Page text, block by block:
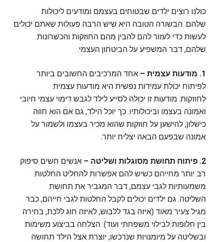
כולנו רוצים ילדים שבטוחים בעצמם ומודעים ליכולות
שלהם. הבשורה הטובה היא שיש הרבה פעולות שאתם יכולים
לעשות כדי לעזור להם להבין מהם החוזקות והכשרונות
שלהם, דבר המשפיע על הביטחון העצמי.
1. מודעות עצמית – אחד המרכיבים החשובים ביותר
לפיתוח יכולת עמידות נפשית היא מודעות עצמית
לחוזקות. מודעות זו יכולה לסייע לילד לגבש דימוי עצמי חיובי
ואמונה בעצמו וביכולותיו. כך יוכל הילד, גם אם הוא חווה
כישלון, להישען על חוזקות שהוא מכיר בעצמו ולשמור על
אמונה שבפעם הבאה יצליח יותר.
2. פיתוח תחושת מסוגלות ושליטה – אנשים חשים סיפוק
רב יותר מחייהם כשיש להם אפשרות להחליט החלטות
משמעותיות לגבי עצמם, דבר המגביר את תחושת
השליטה. גם ילדים יכולים לקבל החלטות לגבי חייהם, כבר
מגיל צעיר מאוד (איזה בגד ללבוש, לאיזה חוג ללכת, בחירה
בין חלופות לבילוי משפחתי ועוד). הצלחה בביצוע משימות
ובשליטה על מיומנויות שנרכשו, יוצרת אצל הילד תחושה